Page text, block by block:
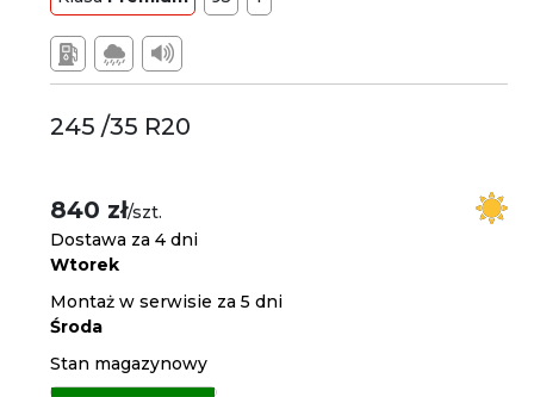
245 /35 R20
840 zł/szt.
Dostawa za 4 dni
Wtorek
Montaż w serwisie za 5 dni
Środa
Stan magazynowy